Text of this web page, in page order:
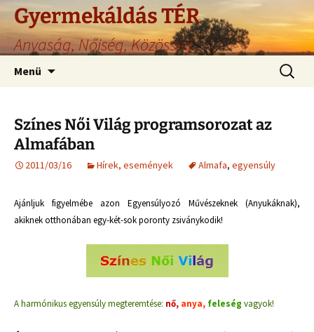
Gyermekáldás TÉR
Anyaság, Nőiség, Közösség
Menü
Színes Női Világ programsorozat az
Almafában
2011/03/16 Hírek, események Almafa, egyensúly
Ajánljuk figyelmébe azon Egyensúlyozó Művészeknek (Anyukáknak),
akiknek otthonában egy-két-sok poronty zsiványkodik!
A harmónikus egyensúly megteremtése: nő, anya, feleség vagyok!